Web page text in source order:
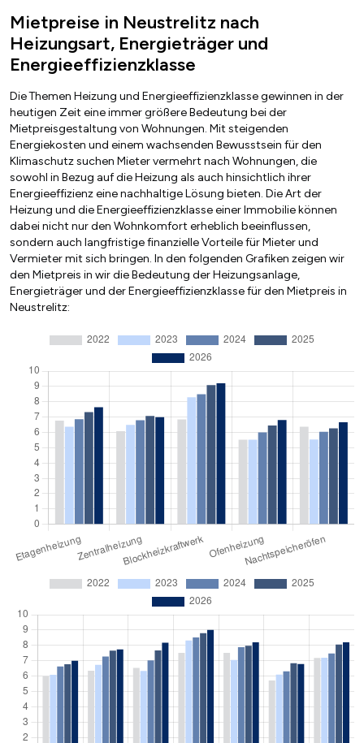
Mietpreise in Neustrelitz nach
Heizungsart, Energieträger und
Energieeffizienzklasse
Die Themen Heizung und Energieeffizienzklasse gewinnen in der
heutigen Zeit eine immer größere Bedeutung bei der
Mietpreisgestaltung von Wohnungen. Mit steigenden
Energiekosten und einem wachsenden Bewusstsein für den
Klimaschutz suchen Mieter vermehrt nach Wohnungen, die
sowohl in Bezug auf die Heizung als auch hinsichtlich ihrer
Energieeffizienz eine nachhaltige Lösung bieten. Die Art der
Heizung und die Energieeffizienzklasse einer Immobilie können
dabei nicht nur den Wohnkomfort erheblich beeinflussen,
sondern auch langfristige finanzielle Vorteile für Mieter und
Vermieter mit sich bringen. In den folgenden Grafiken zeigen wir
den Mietpreis in wir die Bedeutung der Heizungsanlage,
Energieträger und der Energieeffizienzklasse für den Mietpreis in
Neustrelitz: